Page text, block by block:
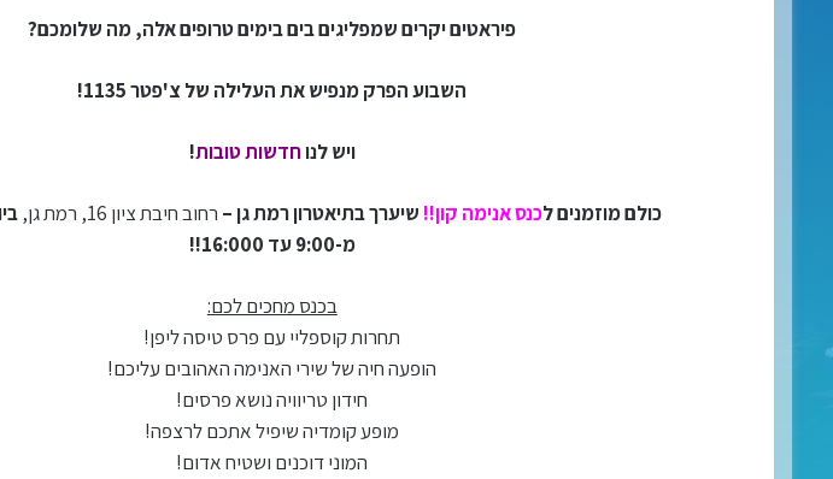
פיראטים יקרים שמפליגים בים בימים טרופים אלה, מה שלומכם?
השבוע הפרק מנפיש את העלילה של צ'פטר 1135!
ויש לנוחדשות טובות!
כולם מוזמנים לכנס אנימה קון!! שיערך בתיאטרון רמת גן – רחוב חיבת ציון 16, רמת גן,
מ-9:00 עד 16:000!!
בכנס מחכים לכם:
תחרות קוספליי עם פרס טיסה ליפן!
הופעה חיה של שירי האנימה האהובים עליכם!
חידון טריוויה נושא פרסים!
מופע קומדיה שיפיל אתכם לרצפה!
המוני דוכנים ושטיח אדום!